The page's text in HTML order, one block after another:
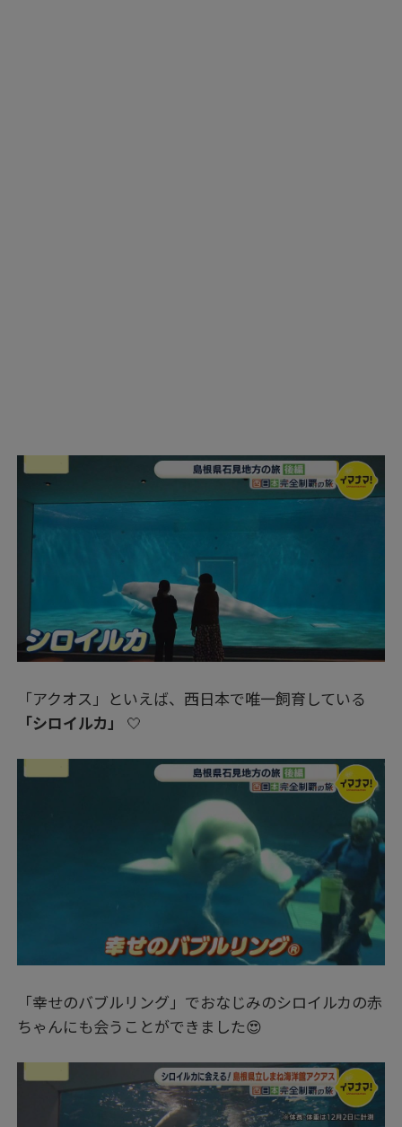
「アクオス」といえば、西日本で唯一飼育している
「シロイルカ」
🤍
「幸せのバブルリング」でおなじみのシロイルカの赤
ちゃんにも会うことができました😍